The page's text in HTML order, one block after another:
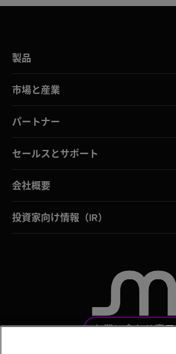
製品
市場と産業
パートナー
セールスとサポート
会社概要
投資家向け情報（IR）
お問い合わせ窓口